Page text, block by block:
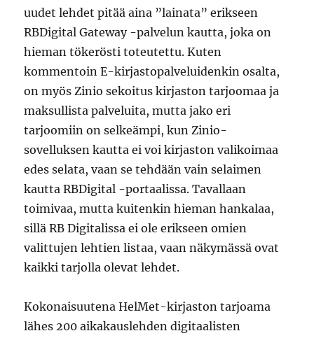
uudet lehdet pitää aina ”lainata” erikseen
RBDigital Gateway -palvelun kautta, joka on
hieman tökerösti toteutettu. Kuten
kommentoin E-kirjastopalveluidenkin osalta,
on myös Zinio sekoitus kirjaston tarjoomaa ja
maksullista palveluita, mutta jako eri
tarjoomiin on selkeämpi, kun Zinio-
sovelluksen kautta ei voi kirjaston valikoimaa
edes selata, vaan se tehdään vain selaimen
kautta RBDigital -portaalissa. Tavallaan
toimivaa, mutta kuitenkin hieman hankalaa,
sillä RB Digitalissa ei ole erikseen omien
valittujen lehtien listaa, vaan näkymässä ovat
kaikki tarjolla olevat lehdet.
Kokonaisuutena HelMet-kirjaston tarjoama
lähes 200 aikakauslehden digitaalisten